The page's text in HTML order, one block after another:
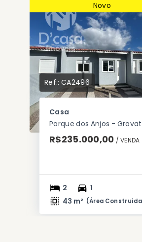
Novo
Ref.:CA2496
Casa
R$235.000,00 / VENDA
2
1
43 m² (Área Construída